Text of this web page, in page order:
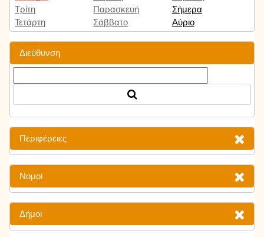
Τρίτη
Τετάρτη
Παρασκευή
Σάββατο
Σήμερα
Αύριο
Διεύθυνση
Περιφέρειες
Νομοί
Δήμοι